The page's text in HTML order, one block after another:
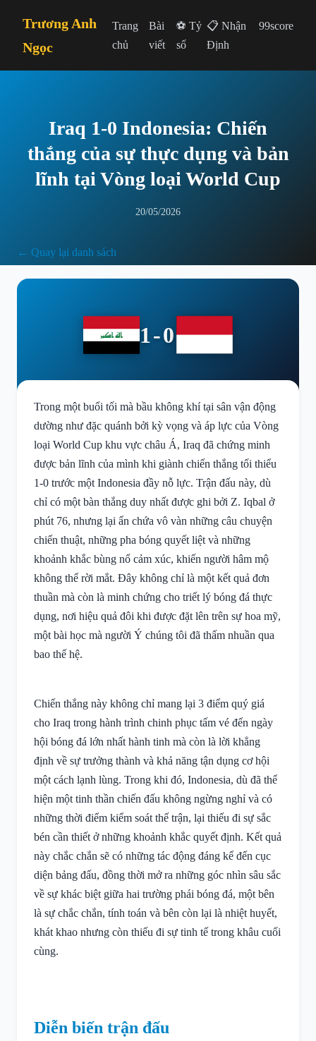
Trương Anh
Ngọc
Trang
chủ
Bài
viết
⚽ Tỷ
số
📋 Nhận
Định
99score
Iraq 1-0 Indonesia: Chiến
thắng của sự thực dụng và bản
lĩnh tại Vòng loại World Cup
20/05/2026
← Quay lại danh sách
1-0
Trong một buổi tối mà bầu không khí tại sân vận động
dường như đặc quánh bởi kỳ vọng và áp lực của Vòng
loại World Cup khu vực châu Á, Iraq đã chứng minh
được bản lĩnh của mình khi giành chiến thắng tối thiểu
1-0 trước một Indonesia đầy nỗ lực. Trận đấu này, dù
chỉ có một bàn thắng duy nhất được ghi bởi Z. Iqbal ở
phút 76, nhưng lại ẩn chứa vô vàn những câu chuyện
chiến thuật, những pha bóng quyết liệt và những
khoảnh khắc bùng nổ cảm xúc, khiến người hâm mộ
không thể rời mắt. Đây không chỉ là một kết quả đơn
thuần mà còn là minh chứng cho triết lý bóng đá thực
dụng, nơi hiệu quả đôi khi được đặt lên trên sự hoa mỹ,
một bài học mà người Ý chúng tôi đã thấm nhuần qua
bao thế hệ.
Chiến thắng này không chỉ mang lại 3 điểm quý giá
cho Iraq trong hành trình chinh phục tấm vé đến ngày
hội bóng đá lớn nhất hành tinh mà còn là lời khẳng
định về sự trưởng thành và khả năng tận dụng cơ hội
một cách lạnh lùng. Trong khi đó, Indonesia, dù đã thể
hiện một tinh thần chiến đấu không ngừng nghỉ và có
những thời điểm kiểm soát thế trận, lại thiếu đi sự sắc
bén cần thiết ở những khoảnh khắc quyết định. Kết quả
này chắc chắn sẽ có những tác động đáng kể đến cục
diện bảng đấu, đồng thời mở ra những góc nhìn sâu sắc
về sự khác biệt giữa hai trường phái bóng đá, một bên
là sự chắc chắn, tính toán và bên còn lại là nhiệt huyết,
khát khao nhưng còn thiếu đi sự tinh tế trong khâu cuối
cùng.
Diễn biến trận đấu